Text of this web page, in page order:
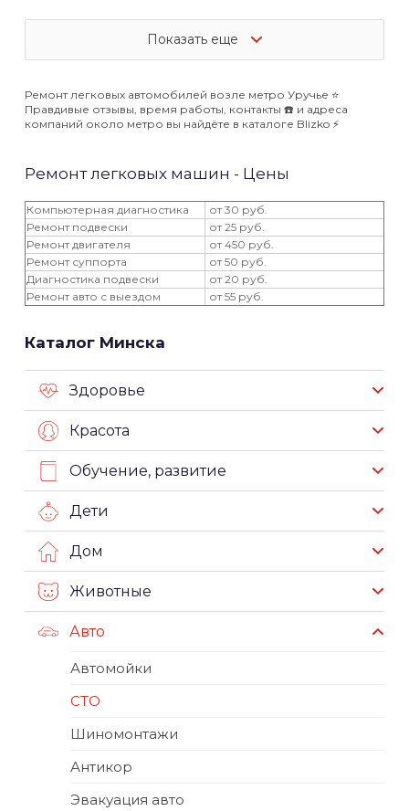
Показать еще
Ремонт легковых автомобилей возле метро Уручье ⭐️
Правдивые отзывы, время работы, контакты ☎️ и адреса
компаний около метро вы найдёте в каталоге Blizko ⚡️
Ремонт легковых машин - Цены
Компьютерная диагностика
от 30 руб.
Ремонт подвески
от 25 руб.
Ремонт двигателя
от 450 руб.
Ремонт суппорта
от 50 руб.
Диагностика подвески
от 20 руб.
Ремонт авто с выездом
от 55 руб.
Каталог Минска
Здоровье
Красота
Обучение, развитие
Дети
Дом
Животные
Авто
Автомойки
СТО
Шиномонтажи
Антикор
Эвакуация авто